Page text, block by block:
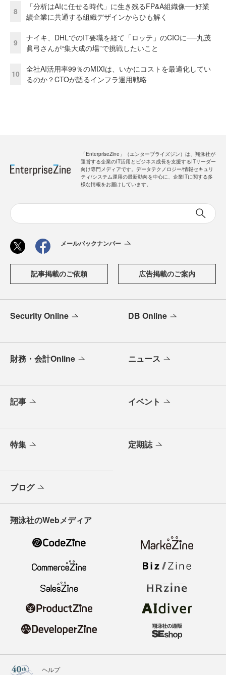
8
「分析はAIに任せる時代」に生き残るFP&A組織像──好業
績企業に共通する組織デザインからひも解く
9
ナイキ、DHLでのIT要職を経て「ロッテ」のCIOに──丸茂
眞弓さんが“集大成の場”で挑戦したいこと
10
全社AI活用率99％のMIXIは、いかにコストを最適化してい
るのか？CTOが語るインフラ運用戦略
「EnterpriseZine」（エンタープライズジン）は、翔泳社が
運営する企業のIT活用とビジネス成長を支援するITリーダー
向け専門メディアです。データテクノロジー/情報セキュリ
ティ/システム運用の最新動向を中心に、企業ITに関する多
様な情報をお届けしています。
メールバックナンバー
記事掲載のご依頼 広告掲載のご案内
Security Online DB Online
財務・会計Online ニュース
記事 イベント
特集 定期誌
ブログ
翔泳社のWebメディア
ヘルプ